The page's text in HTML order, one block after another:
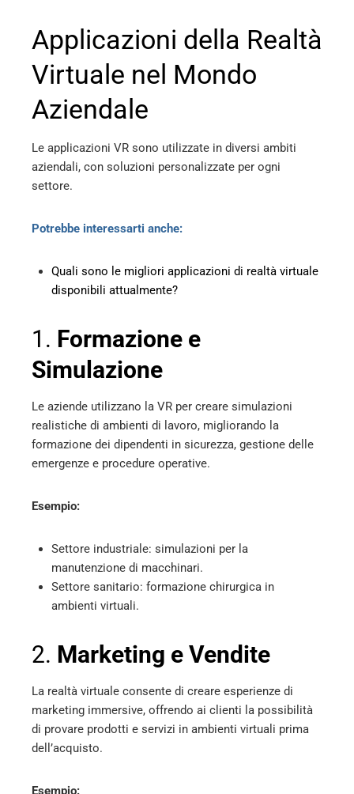
Applicazioni della Realtà
Virtuale nel Mondo
Aziendale
Le applicazioni VR sono utilizzate in diversi ambiti
aziendali, con soluzioni personalizzate per ogni
settore.
Potrebbe interessarti anche:
Quali sono le migliori applicazioni di realtà virtuale
disponibili attualmente?
1. Formazione e
Simulazione
Le aziende utilizzano la VR per creare simulazioni
realistiche di ambienti di lavoro, migliorando la
formazione dei dipendenti in sicurezza, gestione delle
emergenze e procedure operative.
Esempio:
Settore industriale: simulazioni per la
manutenzione di macchinari.
Settore sanitario: formazione chirurgica in
ambienti virtuali.
2. Marketing e Vendite
La realtà virtuale consente di creare esperienze di
marketing immersive, offrendo ai clienti la possibilità
di provare prodotti e servizi in ambienti virtuali prima
dell’acquisto.
Esempio: